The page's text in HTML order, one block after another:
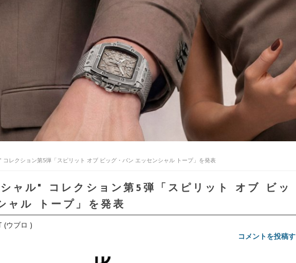
レクション第5弾「スピリット オブ ビッグ・バン エッセンシャル トープ」を発表
ャル" コレクション第5弾「スピリット オブ ビッ
ャル トープ」を発表
(ウブロ )
コメントを投稿